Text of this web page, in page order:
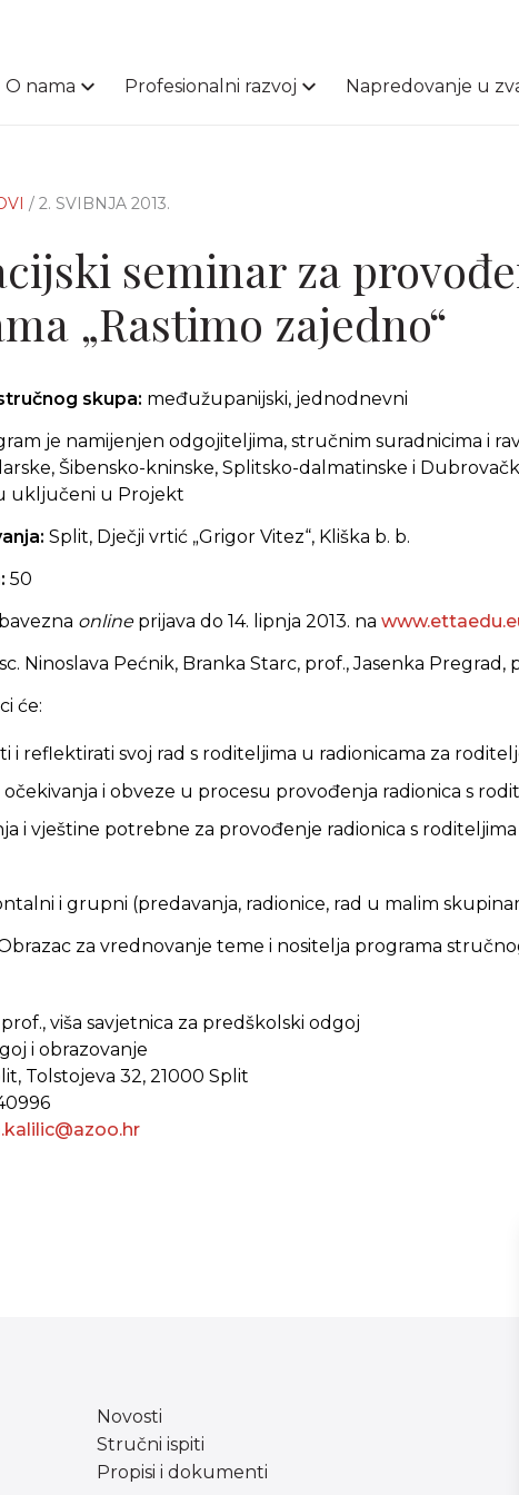
O nama Profesionalni razvoj Napredovanje u
/ 2. SVIBNJA 2013.
seminar za
„Rastimo zajedno“
skupa: međužupanijski, jednodnevni
je namijenjen odgojiteljima, stručnim suradnicima i
Šibensko-kninske, Splitsko-dalmatinske i
uključeni u Projekt
Split, Dječji vrtić „Grigor Vitez“, Kliška b. b.
50
onlineprijava do 14. lipnja 2013. na
Ninoslava Pećnik, Branka Starc, prof., Jasenka Pregrad,
će:
i reflektirati svoj rad s roditeljima u radionicama za
i obveze u procesu provođenja radionica s
i vještine potrebne za provođenje radionica s
i grupni (predavanja, radionice, rad u malim
za vrednovanje teme i nositelja programa
viša savjetnica za predškolski odgoj
i obrazovanje
Tolstojeva 32, 21000 Split
Novosti
Stručni ispiti
Propisi i dokumenti